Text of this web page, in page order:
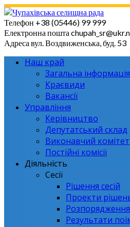
Skip
to
content
Телефон +38 (05446) 99 999
Електронна пошта
Адреса вул. Воздвиженська, буд. 53
Наш край
Загальна інформація
Краєвиди
Вакансії
Управління
Керівництво
Депутатський склад
Виконавчий комітет
Постійні комісії
Діяльність
Сесії
Рішення сесій
Проекти рішень
Результати